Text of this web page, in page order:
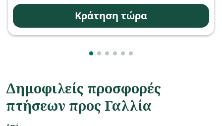
Κράτηση τώρα
Δημοφιλείς προσφορές
πτήσεων προς Γαλλία